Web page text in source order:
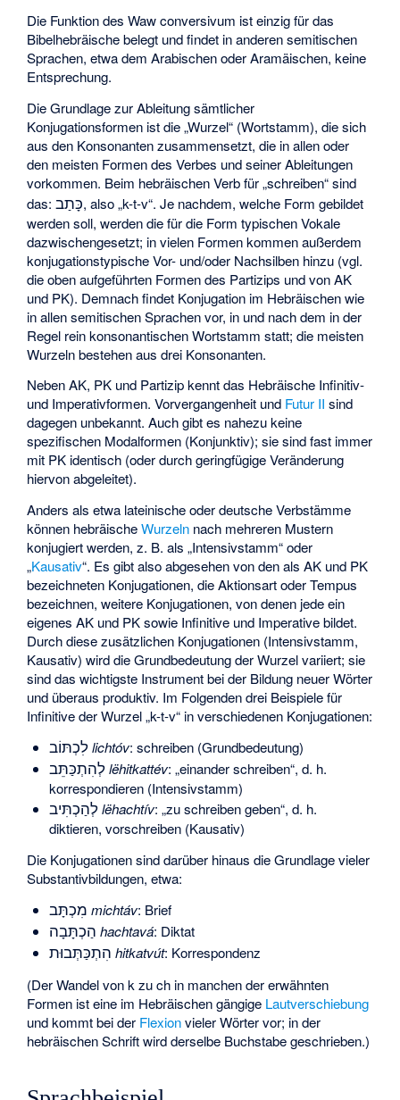
Die Funktion des Waw conversivum ist einzig für das
Bibelhebräische belegt und findet in anderen semitischen
Sprachen, etwa dem Arabischen oder Aramäischen, keine
Entsprechung.
Die Grundlage zur Ableitung sämtlicher
Konjugationsformen ist die „Wurzel“ (Wortstamm), die sich
aus den Konsonanten zusammensetzt, die in allen oder
den meisten Formen des Verbes und seiner Ableitungen
vorkommen. Beim hebräischen Verb für „schreiben“ sind
das:כָּתַב, also „k-t-v“. Je nachdem, welche Form gebildet
werden soll, werden die für die Form typischen Vokale
dazwischengesetzt; in vielen Formen kommen außerdem
konjugationstypische Vor- und/oder Nachsilben hinzu (vgl.
die oben aufgeführten Formen des Partizips und von AK
und PK). Demnach findet Konjugation im Hebräischen wie
in allen semitischen Sprachen vor, in und nach dem in der
Regel rein konsonantischen Wortstamm statt; die meisten
Wurzeln bestehen aus drei Konsonanten.
Neben AK, PK und Partizip kennt das Hebräische Infinitiv-
und Imperativformen.Vorvergangenheit und Futur II sind
dagegen unbekannt. Auch gibt es nahezu keine
spezifischen Modalformen (Konjunktiv); sie sind fast immer
mit PK identisch (oder durch geringfügige Veränderung
hiervon abgeleitet).
Anders als etwa lateinische oder deutsche Verbstämme
können hebräischeWurzeln nach mehreren Mustern
konjugiert werden, z. B. als „Intensivstamm“ oder
„Kausativ“. Es gibt also abgesehen von den als AK und PK
bezeichneten Konjugationen, die Aktionsart oder Tempus
bezeichnen, weitere Konjugationen, von denen jede ein
eigenes AK und PK sowie Infinitive und Imperative bildet.
Durch diese zusätzlichen Konjugationen (Intensivstamm,
Kausativ) wird die Grundbedeutung der Wurzel variiert; sie
sind das wichtigste Instrument bei der Bildung neuer Wörter
und überaus produktiv. Im Folgenden drei Beispiele für
Infinitive der Wurzel „k-t-v“ in verschiedenen Konjugationen:
לִכְתּוֹב lichtóv: schreiben (Grundbedeutung)
לְהִתְכַּתֵּב lëhitkattév: „einander schreiben“, d. h.
korrespondieren (Intensivstamm)
לְהַכְתִּיב lëhachtív: „zu schreiben geben“, d. h.
diktieren, vorschreiben (Kausativ)
Die Konjugationen sind darüber hinaus die Grundlage vieler
Substantivbildungen, etwa:
מִכְתָּב michtáv: Brief
הַכְתָּבָה hachtavá: Diktat
הִתְכַּתְּבוּת hitkatvút: Korrespondenz
(Der Wandel von k zu ch in manchen der erwähnten
Formen ist eine im Hebräischen gängige Lautverschiebung
und kommt bei der Flexionvieler Wörter vor; in der
hebräischen Schrift wird derselbe Buchstabe geschrieben.)